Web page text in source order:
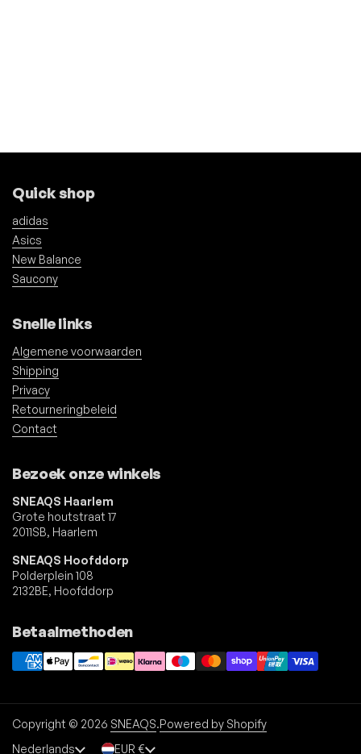
Quick shop
adidas
Asics
New Balance
Saucony
Snelle links
Algemene voorwaarden
Shipping
Privacy
Retourneringbeleid
Contact
Bezoek onze winkels
SNEAQS Haarlem
Grote houtstraat 17
2011SB, Haarlem
SNEAQS Hoofddorp
Polderplein 108
2132BE, Hoofddorp
Betaalmethoden
Copyright © 2026 SNEAQS.Powered by Shopify
Taal
Nederlands Land/region
EUR €